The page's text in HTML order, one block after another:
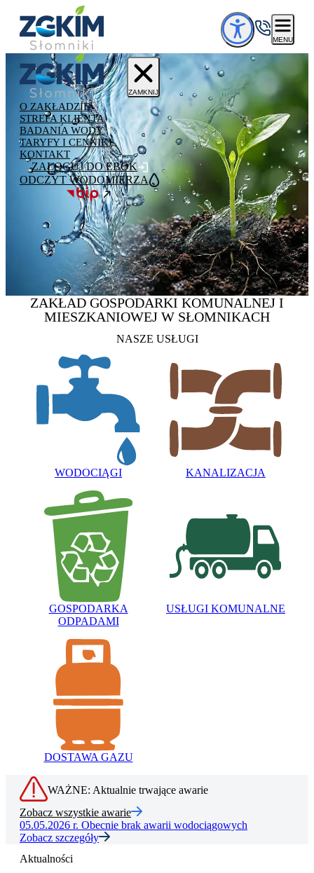
Przejdź do treści
MENU
ZAMKNIJ
O ZAKŁADZIE
STREFA KLIENTA
BADANIA WODY
TARYFY I CENNIKI
KONTAKT
ZALOGUJ DO EBOK
ODCZYT WODOMIERZA
ZAKŁAD GOSPODARKI KOMUNALNEJ I
MIESZKANIOWEJ W SŁOMNIKACH
NASZE USŁUGI
WODOCIĄGI KANALIZACJA
GOSPODARKA
ODPADAMI
USŁUGI KOMUNALNE
DOSTAWA GAZU
WAŻNE: Aktualnie trwające awarie
Zobacz wszystkie awarie
05.05.2026 r. Obecnie brak awarii wodociągowych
Zobacz szczegóły
Aktualności